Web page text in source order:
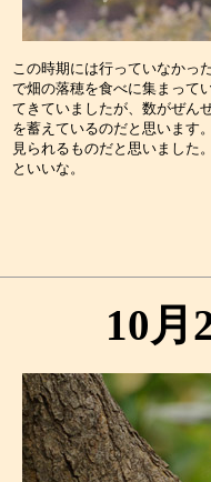
この時期には行っていなかっ
で畑の落穂を食べに集まって
てきていましたが、数がぜん
を蓄えているのだと思います
見られるものだと思いました
10月